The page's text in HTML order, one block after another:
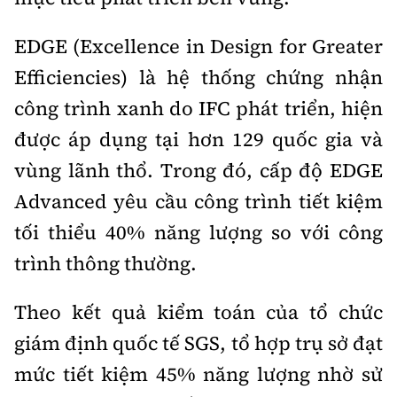
EDGE (Excellence in Design for Greater
Efficiencies) là hệ thống chứng nhận
công trình xanh do IFC phát triển, hiện
được áp dụng tại hơn 129 quốc gia và
vùng lãnh thổ. Trong đó, cấp độ EDGE
Advanced yêu cầu công trình tiết kiệm
tối thiểu 40% năng lượng so với công
trình thông thường.
Theo kết quả kiểm toán của tổ chức
giám định quốc tế SGS, tổ hợp trụ sở đạt
mức tiết kiệm 45% năng lượng nhờ sử